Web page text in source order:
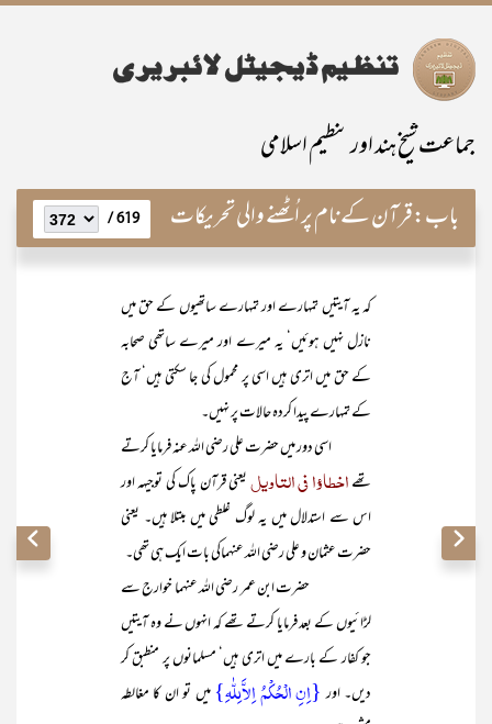
جماعت شیخ ہند اور تنظیم اسلامی
باب:قرآن کے نام پر اُٹھنے والی تحریکات 619 /
کہ یہ آیتیں تمہارے اور تمہارے ساتھیوں کے حق میں
نازل نہیں ہوئیں‘ یہ میرے اور میرے ساتھی صحابہ
کے حق میں اتری ہیں اسی پر محمول کی جا سکتی ہیں‘ آج
کے تمہارے پیدا کردہ حالات پر نہیں۔
اسی دور میں حضرت علی رضی اللہ عنہ فرمایا کرتے
تھےاخطاؤا فی التاویلیعنی قرآن پاک کی توجیہہ اور
اس سے استدلال میں یہ لوگ غلطی میں مبتلا ہیں۔ یعنی
حضرت عثمان و علی رضی اللہ عنہماکی بات ایک ہی تھی۔
حضرت ابن عمر رضی اللہ عنہما خوارج سے
لڑائیوں کے بعد فرمایا کرتے تھے کہ انہوں نے وہ آیتیں
جو کفار کے بارے میں اتری ہیں‘ مسلمانوں پر منطبق کر
دیں۔ اور{اِنِ الْحُکْمُ اِلاَّلِلّٰہِ}میں تو ان کا مغالطہ